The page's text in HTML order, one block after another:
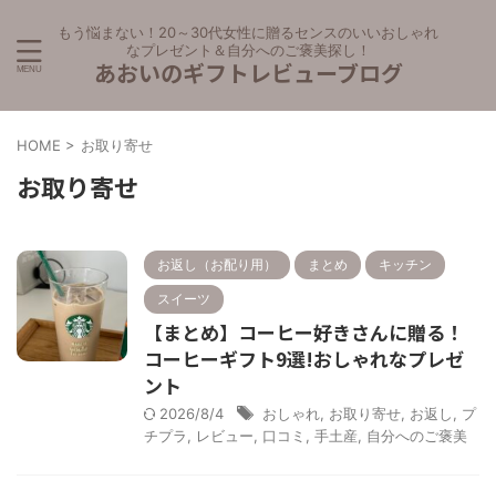
もう悩まない！20～30代女性に贈るセンスのいいおしゃれ
なプレゼント＆自分へのご褒美探し！
あおいのギフトレビューブログ
HOME > お取り寄せ
お取り寄せ
お返し（お配り用） まとめ キッチン
スイーツ
【まとめ】コーヒー好きさんに贈る！
コーヒーギフト9選!おしゃれなプレゼ
ント
2026/8/4 おしゃれ お取り寄せ お返し
プ
チプラ
レビュー 口コミ 手土産 自分へのご褒美